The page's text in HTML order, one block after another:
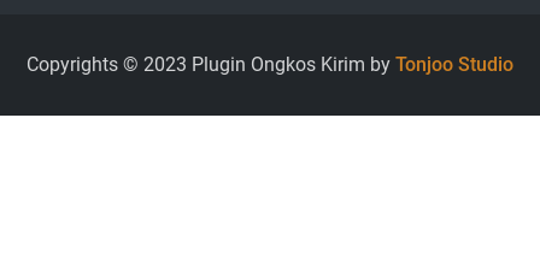
Copyrights © 2023 Plugin Ongkos Kirim by Tonjoo Studio